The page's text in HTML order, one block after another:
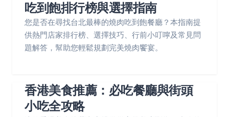
吃到飽排行榜與選擇指南
您是否在尋找台北最棒的燒肉吃到飽餐廳？本指南提
供熱門店家排行榜、選擇技巧、行前小叮嚀及常見問
題解答，幫助您輕鬆規劃完美燒肉饗宴。
香港美食推薦：必吃餐廳與街頭
小吃全攻略